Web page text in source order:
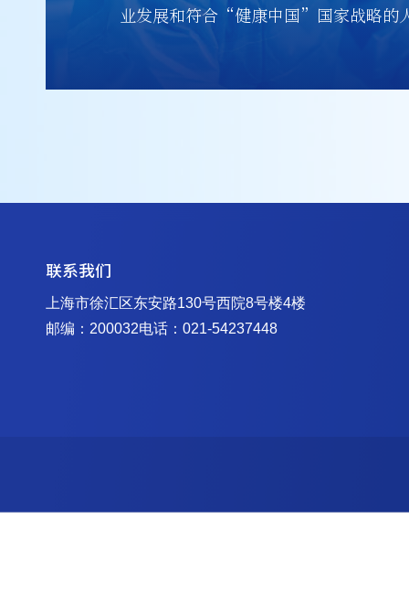
业发展和符合“健康中国”国家战略的
联系我们
上海市徐汇区东安路130号西院8号楼4楼
邮编：200032电话：021-54237448